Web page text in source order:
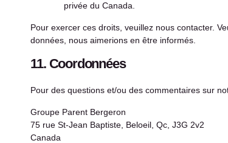
privée du Canada.
Pour exercer ces droits, veuillez nous contacter.
données, nous aimerions en être informés.
11. Coordonnées
Pour des questions et/ou des commentaires sur
Groupe Parent Bergeron
75 rue St-Jean Baptiste, Beloeil, Qc, J3G 2v2
Canada